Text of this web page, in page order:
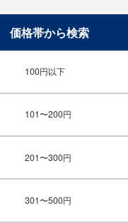
価格帯から検索
100円以下
101〜200円
201〜300円
301〜500円